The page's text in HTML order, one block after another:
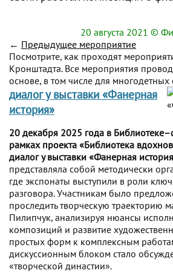
20 августа 2021 ©
← Предыдущее мероприятие
Посмотрите, как проходят
Кронштадта. Все мероприятия
основе, в том числе для многодетных
диалог у выставки «Фанерная
история»
20 декабря 2025 года в
рамках проекта «Библиотека
диалог у выставки «Фанерная
представляла собой методически
где экспонаты выступили в роли
разговора. Участникам было
проследить творческую траекторию
Пилипчук, анализируя нюансы
композиций и развитие
простых форм к комплексным
дискуссионным блоком стало
«творческой династии».